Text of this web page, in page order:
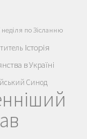
неділя по Зісланню
Історія
в Україні
Синод